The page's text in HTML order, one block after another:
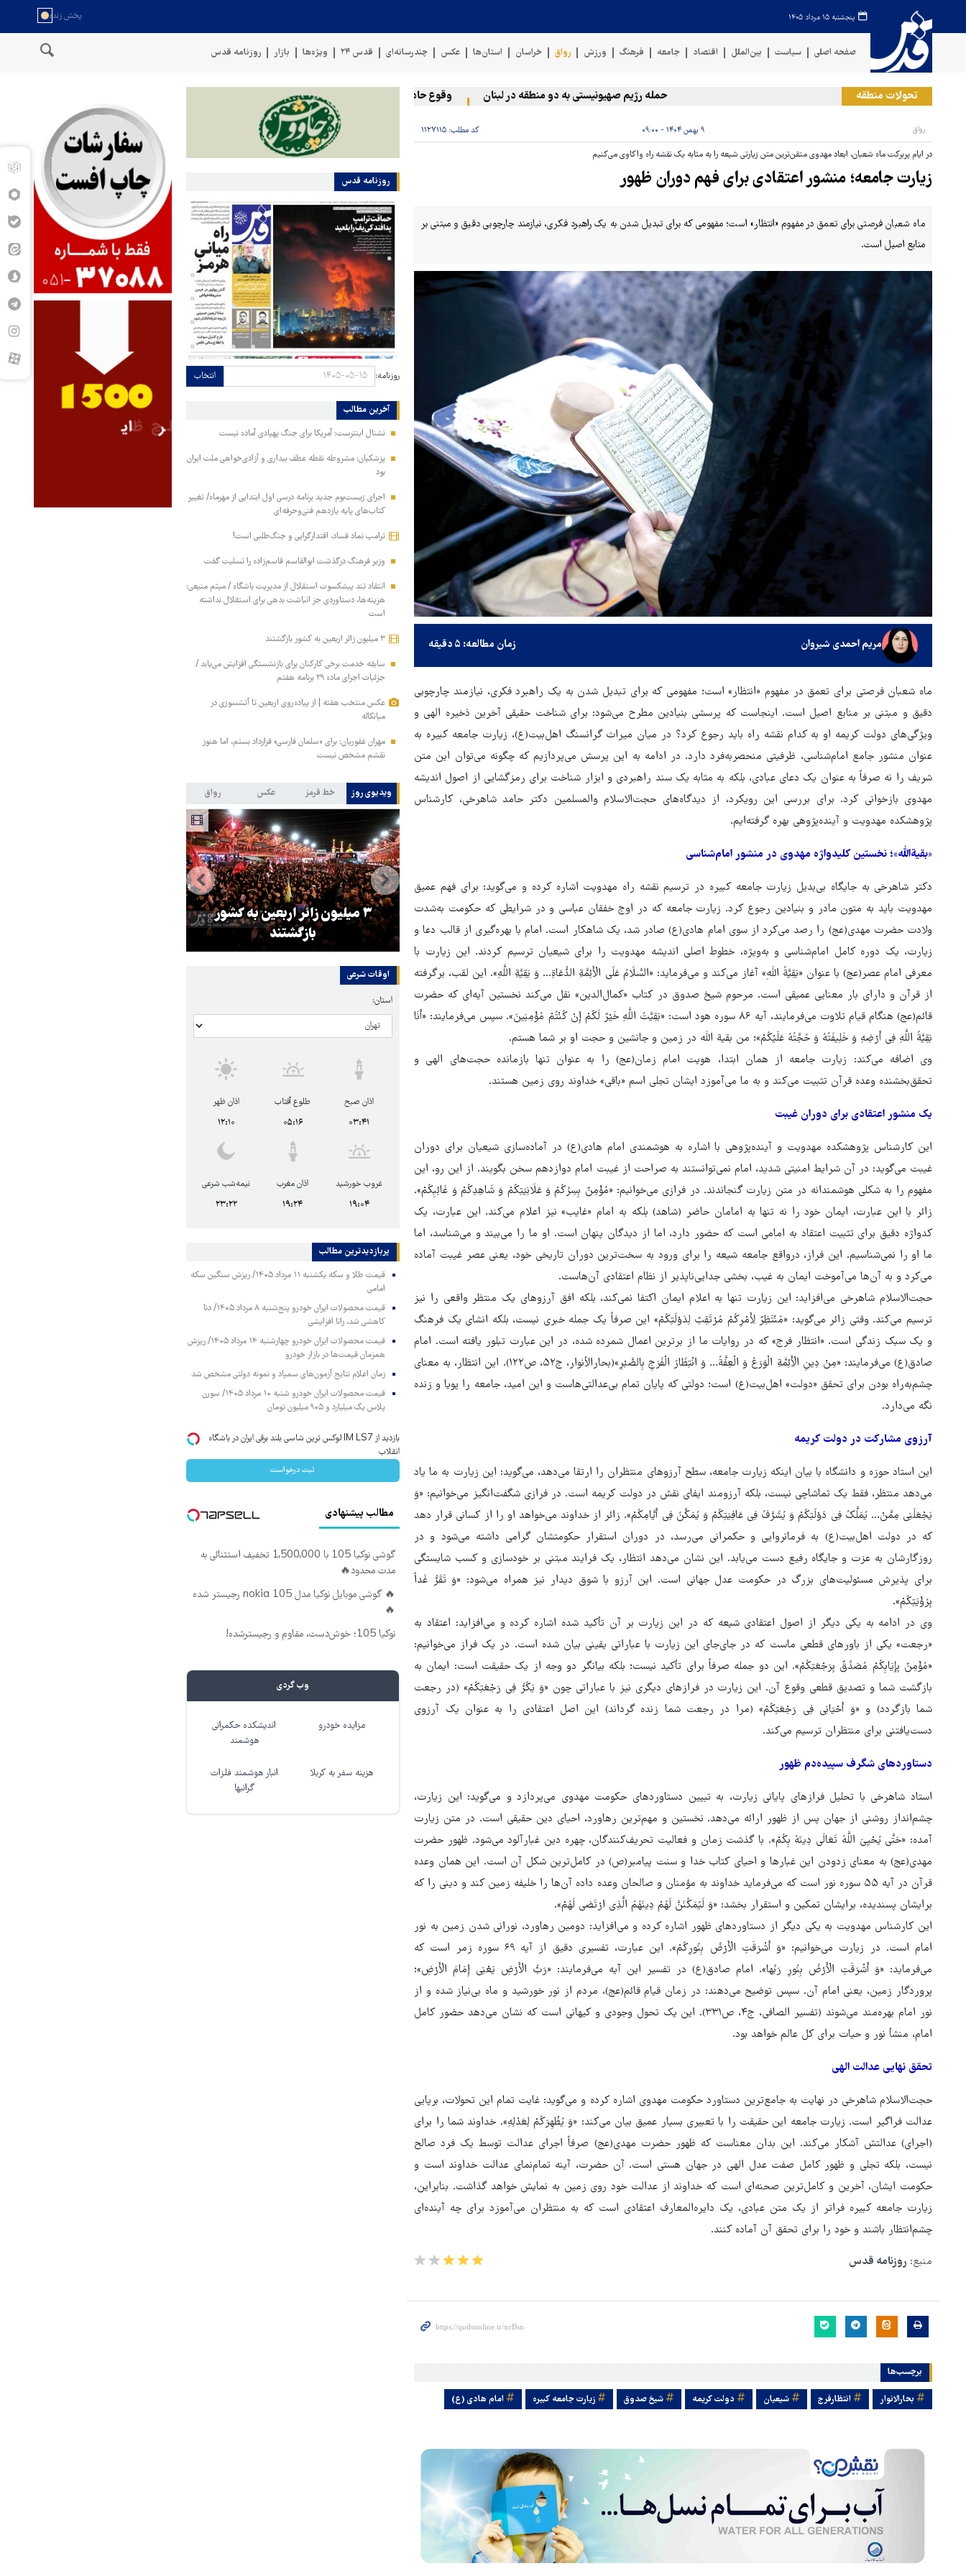
پنجشنبه ۱۵ مرداد ۱۴۰۵
صفحه اصلی سیاست بین‌الملل اقتصاد جامعه فرهنگ ورزش رواق خراسان استان‌ها عکس چندرسانه‌ای قدس ۲۴ ویژه‌ها بازار روزنامه قدس
تحولات منطقه حمله رژیم صهیونیستی به دو منطقه در لبنان وقوع حادثه دریایی در سواحل عمان سخنگوی نیروهای مسلح یمن: کشتی نفتی عربستان را با موشک
رواق ۹ بهمن ۱۴۰۴ - ۰۹:۰۰ کد مطلب: ۱۱۲۷۱۱۵
در ایام پربرکت ماه شعبان، ابعاد مهدوی متقن‌ترین متن زیارتی شیعه را به مثابه یک نقشه راه واکاوی می‌کنیم
زیارت جامعه؛ منشور اعتقادی برای فهم دوران ظهور
ماه شعبان فرصتی برای تعمق در مفهوم «انتظار» است؛ مفهومی که برای تبدیل شدن به یک راهبرد فکری، نیازمند چارچوبی دقیق و مبتنی بر
منابع اصیل است.
مریم احمدی شیروان زمان مطالعه: ۵ دقیقه
ماه شعبان فرصتی برای تعمق در مفهوم «انتظار» است؛ مفهومی که برای تبدیل شدن به یک راهبرد فکری، نیازمند چارچوبی
دقیق و مبتنی بر منابع اصیل است. اینجاست که پرسشی بنیادین مطرح می‌شود: برای شناخت حقیقی آخرین ذخیره الهی و
ویژگی‌های دولت کریمه او به کدام نقشه راه باید رجوع کرد؟ در میان میراث گرانسنگ اهل‌بیت(ع)، زیارت جامعه کبیره به
عنوان منشور جامع امام‌شناسی، ظرفیتی منحصربه‌فرد دارد. در ادامه به این پرسش می‌پردازیم که چگونه می‌توان این متن
شریف را نه صرفاً به عنوان یک دعای عبادی، بلکه به‌ مثابه یک سند راهبردی و ابزار شناخت برای رمزگشایی از اصول اندیشه
مهدوی بازخوانی کرد. برای بررسی این رویکرد، از دیدگاه‌های حجت‌الاسلام والمسلمین دکتر حامد شاهرخی، کارشناس
پژوهشکده مهدویت و آینده‌پژوهی بهره گرفته‌ایم.
«بقیةالله»؛ نخستین کلیدواژه مهدوی در منشور امام‌شناسی
‌دکتر شاهرخی به جایگاه بی‌بدیل زیارت جامعه کبیره در ترسیم نقشه راه مهدویت اشاره کرده و می‌گوید: برای فهم عمیق
مهدویت باید به متون مادر و بنیادین رجوع کرد. زیارت جامعه که در اوج خفقان عباسی و در شرایطی که حکومت به‌شدت
ولادت حضرت مهدی(عج) را رصد می‌کرد از سوی امام هادی(ع) صادر شد، یک شاهکار است. امام با بهره‌گیری از قالب دعا و
زیارت، یک دوره کامل امام‌شناسی و به‌ویژه، خطوط اصلی اندیشه مهدویت را برای شیعیان ترسیم کردند. این زیارت با
معرفی امام عصر(عج) با عنوان «بَقِیَّةُ اللهِ» آغاز می‌کند و می‌فرماید: «السَّلَامُ عَلَی الْأَئِمَّةِ الدُّعَاةِ... وَ بَقِیَّةِ اللَّهِ». این لقب، برگرفته
از قرآن و دارای بار معنایی عمیقی است. مرحوم شیخ صدوق در کتاب «کمال‌الدین» نقل می‌کند نخستین آیه‌ای که حضرت
قائم(عج) هنگام قیام تلاوت می‌فرمایند، آیه ۸۶ سوره هود است: «بَقِیَّتُ اللَّهِ خَیْرٌ لَکُمْ إِنْ کُنْتُمْ مُؤْمِنِینَ». سپس می‌فرمایند: «أَنَا
بَقِیَّةُ اللَّهِ فِی أَرْضِهِ وَ خَلِیفَتُهُ وَ حُجَّتُهُ عَلَیْکُمْ»؛ من بقیة الله در زمین و جانشین و حجت او بر شما هستم.
وی اضافه می‌کند: زیارت جامعه از همان ابتدا، هویت امام زمان(عج) را به عنوان تنها بازمانده حجت‌های الهی و
تحقق‌بخشنده وعده قرآن تثبیت می‌کند و به ما می‌آموزد ایشان تجلی اسم «باقی» خداوند روی زمین هستند.
یک منشور اعتقادی برای دوران غیبت
‌این کارشناس پژوهشکده مهدویت و آینده‌پژوهی با اشاره به هوشمندی امام هادی(ع) در آماده‌سازی شیعیان برای دوران
غیبت می‌گوید: در آن شرایط امنیتی شدید، امام نمی‌توانستند به صراحت از غیبت امام دوازدهم سخن بگویند. از این رو، این
مفهوم را به شکلی هوشمندانه در متن زیارت گنجاندند. در فرازی می‌خوانیم: «مُؤْمِنٌ بِسِرِّکُمْ وَ عَلَانِیَتِکُمْ وَ شَاهِدِکُمْ وَ غَائِبِکُمْ».
زائر با این عبارت، ایمان خود را نه تنها به امامان حاضر (شاهد) بلکه به امام «غایب» نیز اعلام می‌کند. این عبارت، یک
کدواژه دقیق برای تثبیت اعتقاد به امامی است که حضور دارد، اما از دیدگان پنهان است. او ما را می‌بیند و می‌شناسد، اما
ما او را نمی‌شناسیم. این فراز، درواقع جامعه شیعه را برای ورود به سخت‌ترین دوران تاریخی خود، یعنی عصر غیبت آماده
می‌کرد و به آن‌ها می‌آموخت ایمان به غیب، بخشی جدایی‌ناپذیر از نظام اعتقادی آن‌هاست.
حجت‌الاسلام شاهرخی می‌افزاید: این زیارت تنها به اعلام ایمان اکتفا نمی‌کند، بلکه افق آرزوهای یک منتظر واقعی را نیز
ترسیم می‌کند. وقتی زائر می‌گوید: «مُنْتَظِرٌ لِأَمْرِکُمْ مُرْتَقِبٌ لِدَوْلَتِکُمْ» این صرفاً یک جمله خبری نیست، بلکه انشای یک فرهنگ
و یک سبک زندگی است. «انتظار فرج» که در روایات ما از برترین اعمال شمرده شده، در این عبارت تبلور یافته است. امام
صادق(ع) می‌فرمایند: «مِنْ دِینِ الْأَئِمَّةِ الْوَرَعُ وَ الْعِفَّةُ... وَ انْتِظَارُ الْفَرَجِ بِالصَّبْرِ»(بحارالأنوار، ج۵۲، ص۱۲۲). این انتظار، به معنای
چشم‌به‌راه بودن برای تحقق «دولت» اهل‌بیت(ع) است؛ دولتی که پایان تمام بی‌عدالتی‌هاست و این امید، جامعه را پویا و زنده
نگه می‌دارد.
‌آرزوی مشارکت در دولت کریمه
این استاد حوزه و دانشگاه با بیان اینکه زیارت جامعه، سطح آرزوهای منتظران را ارتقا می‌دهد، می‌گوید: این زیارت به ما یاد
می‌دهد منتظر، فقط یک تماشاچی نیست، بلکه آرزومند ایفای نقش در دولت کریمه است. در فرازی شگفت‌انگیز می‌خوانیم: «وَ
یَجْعَلَنِی مِمَّنْ... یُمَلَّکُ فِی دَوْلَتِکُمْ وَ یُشَرَّفُ فِی عَافِیَتِکُمْ وَ یُمَکَّنُ فِی أَیَّامِکُمْ». زائر از خداوند می‌خواهد او را از کسانی قرار دهد
که در دولت اهل‌بیت(ع) به فرمانروایی و حکمرانی می‌رسد، در دوران استقرار حکومتشان گرامی داشته می‌شود و در
روزگارشان به عزت و جایگاه رفیع دست می‌یابد. این نشان می‌دهد انتظار، یک فرایند مبتنی بر خودسازی و کسب شایستگی
برای پذیرش مسئولیت‌های بزرگ در حکومت عدل جهانی است. این آرزو با شوق دیدار نیز همراه می‌شود: «وَ تَقَرُّ غَداً
بِرُؤْیَتِکُمْ».
وی در ادامه به یکی دیگر از اصول اعتقادی شیعه که در این زیارت بر آن تأکید شده اشاره کرده و می‌افزاید: اعتقاد به
«رجعت» یکی از باورهای قطعی ماست که در جای‌جای این زیارت با عباراتی یقینی بیان شده است. در یک فراز می‌خوانیم:
«مُؤْمِنٌ بِإِیَابِکُمْ مُصَدِّقٌ بِرَجْعَتِکُمْ». این دو جمله صرفاً برای تأکید نیست؛ بلکه بیانگر دو وجه از یک حقیقت است: ایمان به
بازگشت شما و تصدیق قطعی وقوع آن. این زیارت در فرازهای دیگری نیز با عباراتی چون «وَ یَکُرُّ فِی رَجْعَتِکُمْ» (در رجعت
شما بازگردد) و «وَ أَحْیَانِی فِی رَجْعَتِکُمْ» (مرا در رجعت شما زنده گرداند) این اصل اعتقادی را به عنوان یک آرزوی
دست‌یافتنی برای منتظران ترسیم می‌کند.
دستاوردهای شگرف سپیده‌دم ظهور
استاد شاهرخی با تحلیل فرازهای پایانی زیارت، به تبیین دستاوردهای حکومت مهدوی می‌پردازد و می‌گوید: این زیارت،
چشم‌انداز روشنی از جهان پس از ظهور ارائه می‌دهد. نخستین و مهم‌ترین رهاورد، احیای دین حقیقی است. در متن زیارت
آمده: «حَتَّی یُحْیِیَ اللَّهُ تَعَالَی دِینَهُ بِکُمْ». با گذشت زمان و فعالیت تحریف‌کنندگان، چهره دین غبارآلود می‌شود. ظهور حضرت
مهدی(عج) به معنای زدودن این غبارها و احیای کتاب خدا و سنت پیامبر(ص) در کامل‌ترین شکل آن است. این همان وعده
قرآن در آیه ۵۵ سوره نور است که می‌فرماید خداوند به مؤمنان و صالحان وعده داده آن‌ها را خلیفه زمین کند و دینی را که
برایشان پسندیده، برایشان تمکین و استقرار بخشد: «وَ لَیُمَکِّنَنَّ لَهُمْ دِینَهُمُ الَّذِی ارْتَضی‌ لَهُمْ».
‌این کارشناس مهدویت به یکی دیگر از دستاوردهای ظهور اشاره کرده و می‌افزاید: دومین رهاورد، نورانی شدن زمین به نور
امام است. در زیارت می‌خوانیم: «وَ أَشْرَقَتِ الْأَرْضُ بِنُورِکُمْ». این عبارت، تفسیری دقیق از آیه ۶۹ سوره زمر است که
می‌فرماید: «وَ أَشْرَقَتِ الْأَرْضُ بِنُورِ رَبِّها». امام صادق(ع) در تفسیر این آیه می‌فرمایند: «رَبُّ الْأَرْضِ یَعْنِی إِمَامَ الْأَرْضِ»؛
پروردگار زمین، یعنی امام آن. سپس توضیح می‌دهند: در زمان قیام قائم(عج)، مردم از نور خورشید و ماه بی‌نیاز شده و از
نور امام بهره‌مند می‌شوند (تفسیر الصافی، ج۴، ص۳۳۱). این یک تحول وجودی و کیهانی است که نشان می‌دهد حضور کامل
امام، منشأ نور و حیات برای کل عالم خواهد بود.
تحقق نهایی عدالت الهی
حجت‌الاسلام شاهرخی در نهایت به جامع‌ترین دستاورد حکومت مهدوی اشاره کرده و می‌گوید: غایت تمام این تحولات، برپایی
عدالت فراگیر است. زیارت جامعه این حقیقت را با تعبیری بسیار عمیق بیان می‌کند: «وَ یُظْهِرَکُمْ لِعَدْلِهِ». خداوند شما را برای
(اجرای) عدالتش آشکار می‌کند. این بدان معناست که ظهور حضرت مهدی(عج) صرفاً اجرای عدالت توسط یک فرد صالح
نیست، بلکه تجلی و ظهور کامل صفت عدل الهی در جهان هستی است. آن حضرت، آینه تمام‌نمای عدالت خداوند است و
حکومت ایشان، آخرین و کامل‌ترین صحنه‌ای است که خداوند از عدالت خود روی زمین به نمایش خواهد گذاشت. بنابراین،
زیارت جامعه کبیره فراتر از یک متن عبادی، یک دایره‌المعارف اعتقادی است که به منتظران می‌آموزد برای چه آینده‌ای
چشم‌انتظار باشند و خود را برای تحقق آن آماده کنند.
منبع: روزنامه قدس
برچسب‌ها
بحارالانوار انتظارفرج شیعیان دولت کریمه شیخ صدوق زیارت جامعه کبیره امام هادی (ع)
روزنامه قدس
روزنامه: انتخاب
آخرین مطالب
نشنال اینترست: آمریکا برای جنگ پهپادی آماده نیست
پزشکیان: مشروطه نقطه عطف بیداری و آزادی‌خواهی ملت ایران
بود
اجرای زیست‌بوم جدید برنامه درسی اول ابتدایی از مهرماه/ تغییر
کتاب‌های پایه یازدهم فنی‌وحرفه‌ای
ترامپ نماد فساد، اقتدارگرایی و جنگ‌طلبی است!
وزیر فرهنگ درگذشت ابوالقاسم قاسم‌زاده را تسلیت گفت
انتقاد تند پیشکسوت استقلال از مدیریت باشگاه / میثم منیعی:
هزینه‌ها، دستاوردی جز انباشت بدهی برای استقلال نداشته
است
۳ میلیون زائر اربعین به کشور بازگشتند
سابقه خدمت برخی کارکنان برای بازنشستگی افزایش می‌یابد /
جزئیات اجرای ماده ۲۹ برنامه هفتم
عکس منتخب هفته | از پیاده‌روی اربعین تا آتشسوزی در
میانکاله
مهران غفوریان: برای «سلمان فارسی» قرارداد بستم، اما هنوز
نقشم مشخص نیست
ویدیوی روز خط قرمز عکس رواق
هماهنگی محور مقاومت، آمریکا را
در منطقه درمانده کرد
ترامپ نماد فساد، اقتدارگرایی و
جنگ‌طلبی است!
۳ میلیون زائر اربعین به کشور
بازگشتند
اوقات شرعی
استان:
اذان صبح
۰۳:۴۱
طلوع آفتاب
۰۵:۱۶
اذان ظهر
۱۲:۱۰
غروب خورشید
۱۹:۰۴
اذان مغرب
۱۹:۲۴
نیمه‌شب شرعی
۲۳:۲۲
پربازدیدترین‌ مطالب
قیمت طلا و سکه یکشنبه ۱۱ مرداد ۱۴۰۵/ ریزش سنگین سکه
امامی
قیمت محصولات ایران خودرو پنج‌شنبه ۸ مرداد ۱۴۰۵/ دنا
کاهشی شد، رانا افزایشی
قیمت محصولات ایران خودرو چهارشنبه ۱۴ مرداد ۱۴۰۵/ ریزش
همزمان قیمت‌ها در بازار خودرو
زمان اعلام نتایج آزمون‌های سمپاد و نمونه دولتی مشخص شد
قیمت محصولات ایران خودرو شنبه ۱۰ مرداد ۱۴۰۵/ سورن
پلاس یک میلیارد و ۹۰۵ میلیون تومان
بازدید از IM LS7 لوکس ترین شاسی بلند برقی ایران در باشگاه
انقلاب
ثبت درخواست
مطالب پیشنهادی
گوشی نوکیا 105 با 1,500,000 تخفیف استثنائی به
مدت محدود🔥
🔥 گوشی موبایل نوکیا مدل nokia 105 رجیستر شده
🔥
نوکیا 105؛ خوش‌دست، مقاوم و رجیسترشده!
وب گردی
مزایده خودرو
اندیشکده حکمرانی
هوشمند
هزینه سفر به کربلا
انبار هوشمند فلزات
گرانبها